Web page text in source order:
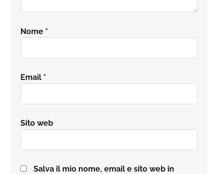
Nome *
Email *
Sito web
Salva il mio nome, email e sito web in